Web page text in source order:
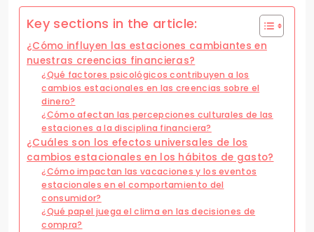
Key sections in the article:
¿Cómo influyen las estaciones cambiantes en
nuestras creencias financieras?
¿Qué factores psicológicos contribuyen a los
cambios estacionales en las creencias sobre el
dinero?
¿Cómo afectan las percepciones culturales de las
estaciones a la disciplina financiera?
¿Cuáles son los efectos universales de los
cambios estacionales en los hábitos de gasto?
¿Cómo impactan las vacaciones y los eventos
estacionales en el comportamiento del
consumidor?
¿Qué papel juega el clima en las decisiones de
compra?